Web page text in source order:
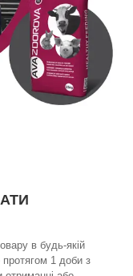
в будь-якій
протягом 1 доби з